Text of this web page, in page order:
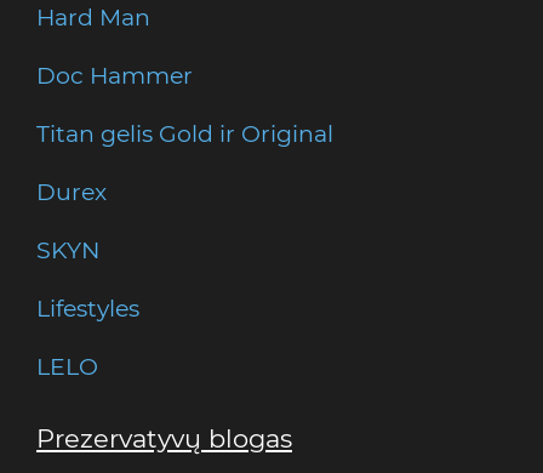
Hard Man
Doc Hammer
Titan gelis Gold ir Original
Durex
SKYN
Lifestyles
LELO
Prezervatyvų blogas